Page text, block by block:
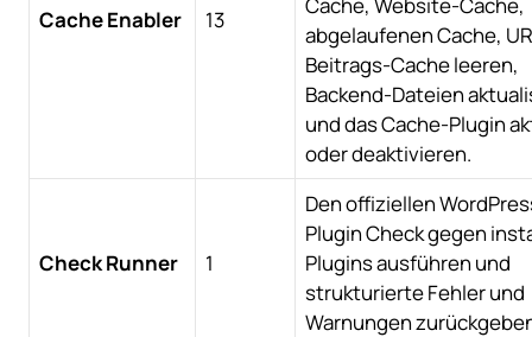
Cache Enabler 13
abgelaufenen Cache,
Beitrags-Cache leeren,
Backend-Dateien
und das Cache-Plugin
oder deaktivieren.
Check Runner 1
Den offiziellen
Plugin Check gegen
Plugins ausführen und
strukturierte Fehler und
Warnungen